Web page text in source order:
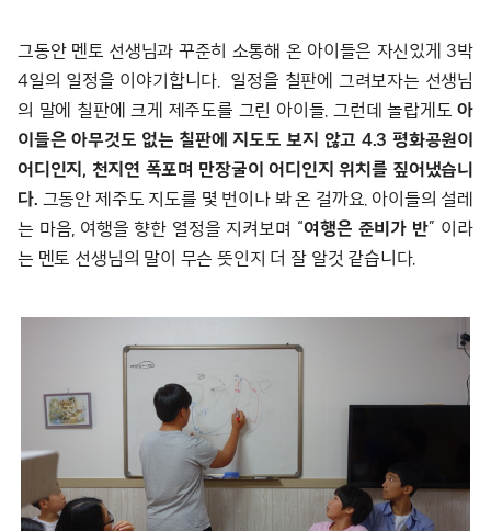
그동안 멘토 선생님과 꾸준히 소통해 온 아이들은 자신있게 3박
4일의 일정을 이야기합니다. 일정을 칠판에 그려보자는 선생님
의 말에 칠판에 크게 제주도를 그린 아이들. 그런데 놀랍게도아
이들은 아무것도 없는 칠판에 지도도 보지 않고 4.3 평화공원이
어디인지, 천지연 폭포며 만장굴이 어디인지 위치를 짚어냈습니
다. 그동안 제주도 지도를 몇 번이나 봐 온 걸까요. 아이들의 설레
는 마음, 여행을 향한 열정을 지켜보며 “여행은 준비가 반” 이라
는 멘토 선생님의 말이 무슨 뜻인지 더 잘 알것 같습니다.